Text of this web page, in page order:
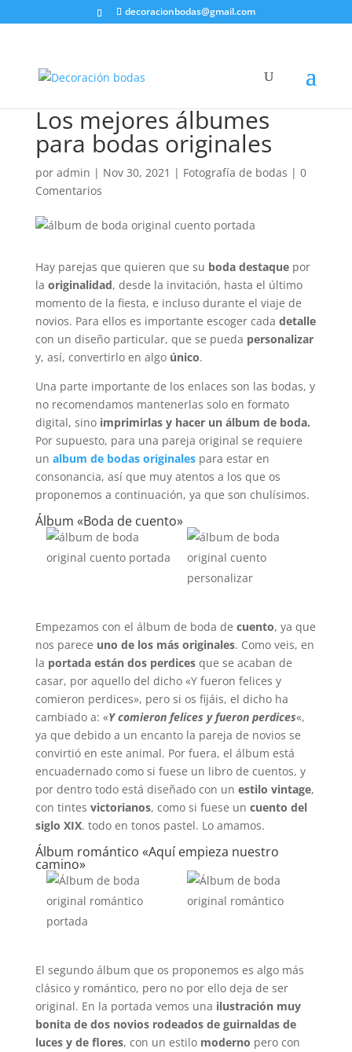
decoracionbodas@gmail.com
Los mejores álbumes
para bodas originales
por admin | Nov 30, 2021 | Fotografía de bodas | 0
Comentarios
Hay parejas que quieren que su boda destaque por
la originalidad, desde la invitación, hasta el último
momento de la fiesta, e incluso durante el viaje de
novios. Para ellos es importante escoger cada detalle
con un diseño particular, que se pueda personalizar
y, así, convertirlo en algo único.
Una parte importante de los enlaces son las bodas, y
no recomendamos mantenerlas solo en formato
digital, sino imprimirlas y hacer un álbum de boda.
Por supuesto, para una pareja original se requiere
un album de bodas originalespara estar en
consonancia, así que muy atentos a los que os
proponemos a continuación, ya que son chulísimos.
Álbum «Boda de cuento»
Empezamos con el álbum de boda de cuento, ya que
nos parece uno de los más originales. Como veis, en
la portada están dos perdices que se acaban de
casar, por aquello del dicho «Y fueron felices y
comieron perdices», pero si os fijáis, el dicho ha
cambiado a: «Y comieron felices y fueron perdices«,
ya que debido a un encanto la pareja de novios se
convirtió en este animal. Por fuera, el álbum está
encuadernado como si fuese un libro de cuentos, y
por dentro todo está diseñado con un estilo vintage,
con tintes victorianos, como si fuese un cuento del
siglo XIX. todo en tonos pastel. Lo amamos.
Álbum romántico «Aquí empieza nuestro
camino»
El segundo álbum que os proponemos es algo más
clásico y romántico, pero no por ello deja de ser
original. En la portada vemos una ilustración muy
bonita de dos novios rodeados de guirnaldas de
luces y de flores, con un estilo moderno pero con